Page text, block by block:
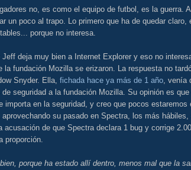
no, es como el equipo de futbol, es la guerra.
un poco al trapo. Lo primero que ha de quedar claro,
porque no interesa.
Jeff deja muy bien a Internet Explorer y eso no
la fundación Mozilla se erizaron. La respuesta no
Snyder. Ella, fichada hace ya más de 1 año, venía
de seguridad a la fundación Mozilla. Su opinión es
importa en la seguridad, y creo que pocos estaremos
aprovechando su pasado en Spectra, los más hábiles,
acusación de que Spectra declara 1 bug y corrige
proporción.
porque ha estado allí dentro, menos mal que la